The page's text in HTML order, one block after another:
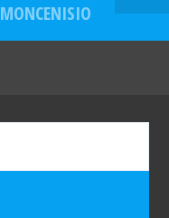
MONCENISIO